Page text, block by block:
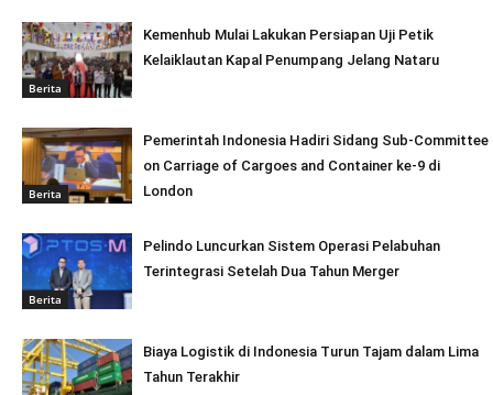
Berita
Kemenhub Mulai Lakukan Persiapan Uji Petik
Kelaiklautan Kapal Penumpang Jelang Nataru
Berita
Pemerintah Indonesia Hadiri Sidang Sub-Committee
on Carriage of Cargoes and Container ke-9 di
London
Berita
Pelindo Luncurkan Sistem Operasi Pelabuhan
Terintegrasi Setelah Dua Tahun Merger
Biaya Logistik di Indonesia Turun Tajam dalam Lima
Tahun Terakhir